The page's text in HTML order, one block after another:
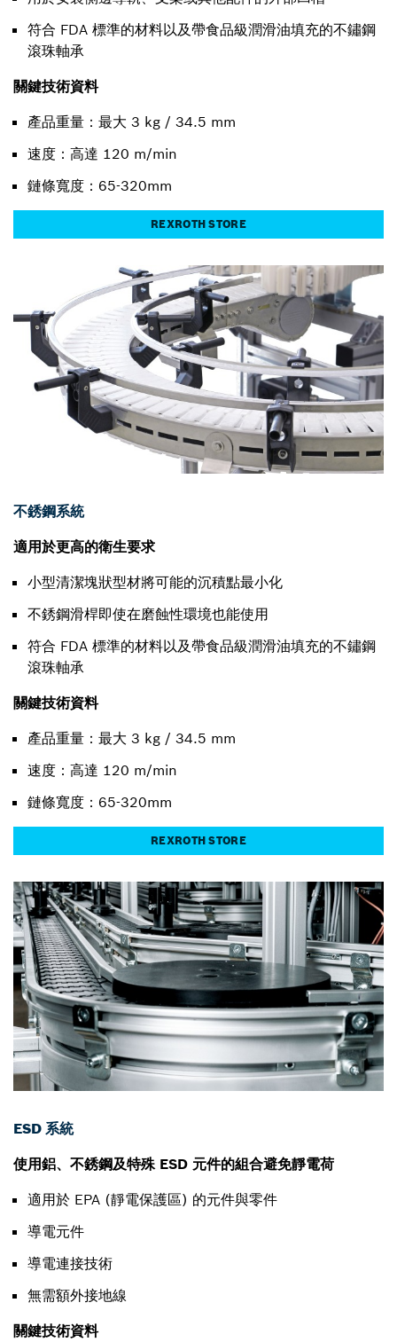
符合 FDA 標準的材料以及帶食品級潤滑油填充的不鏽鋼
滾珠軸承
關鍵技術資料
產品重量：最大 3 kg / 34.5 mm
速度：高達 120 m/min
鏈條寬度：65-320mm
REXROTH STORE
不銹鋼系統
適用於更高的衛生要求
小型清潔塊狀型材將可能的沉積點最小化
不銹鋼滑桿即使在磨蝕性環境也能使用
符合 FDA 標準的材料以及帶食品級潤滑油填充的不鏽鋼
滾珠軸承
關鍵技術資料
產品重量：最大 3 kg / 34.5 mm
速度：高達 120 m/min
鏈條寬度：65-320mm
REXROTH STORE
ESD 系統
使用鋁、不銹鋼及特殊 ESD 元件的組合避免靜電荷
適用於 EPA (靜電保護區) 的元件與零件
導電元件
導電連接技術
無需額外接地線
關鍵技術資料